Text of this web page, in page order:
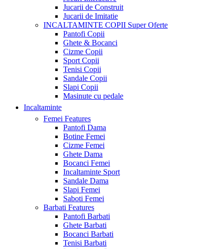
Jucarii de Construit
Jucarii de Imitatie
INCALTAMINTE COPII Super Oferte
Pantofi Copii
Ghete & Bocanci
Cizme Copii
Sport Copii
Tenisi Copii
Sandale Copii
Slapi Copii
Masinute cu pedale
Incaltaminte
Femei Features
Pantofi Dama
Botine Femei
Cizme Femei
Ghete Dama
Bocanci Femei
Incaltaminte Sport
Sandale Dama
Slapi Femei
Saboti Femei
Barbati Features
Pantofi Barbati
Ghete Barbati
Bocanci Barbati
Tenisi Barbati